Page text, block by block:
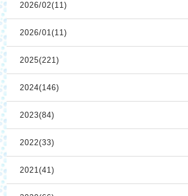
2026/02(11)
2026/01(11)
2025(221)
2024(146)
2023(84)
2022(33)
2021(41)